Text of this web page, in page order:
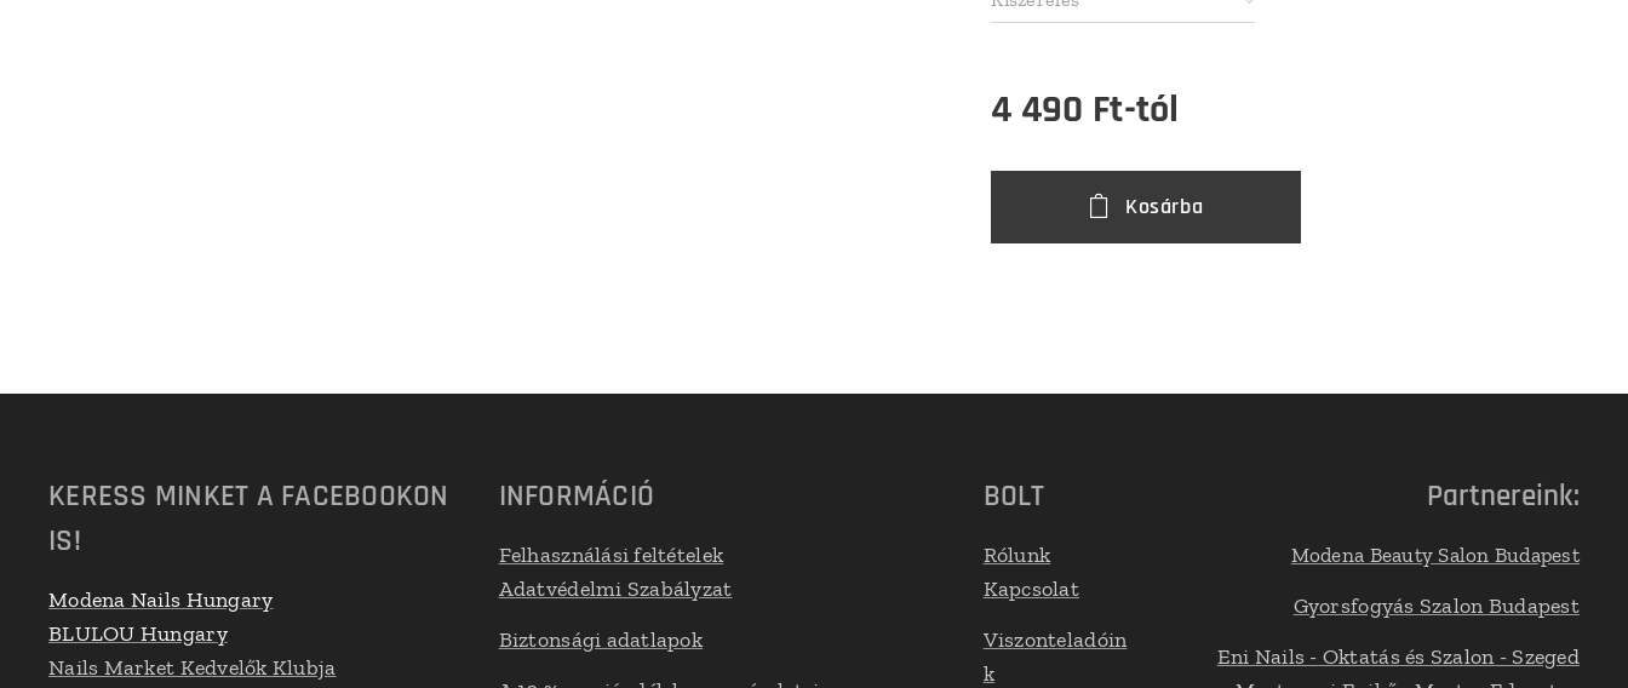
4 490 Ft-tól
Kosárba
KERESS MINKET A FACEBOOKON
IS!
Modena Nails Hungary
BLULOU Hungary
Nails Market Kedvelők Klubja
INFORMÁCIÓ
Felhasználási feltételek
Adatvédelmi Szabályzat
Biztonsági adatlapok
BOLT
Rólunk
Kapcsolat
Viszonteladóin
k
Partnereink:
Modena Beauty Salon Budapest
Gyorsfogyás Szalon Budapest
Eni Nails - Oktatás és Szalon - Szeged